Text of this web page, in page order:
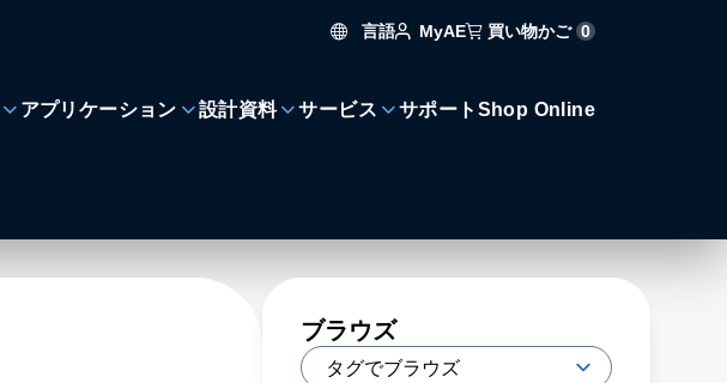
言語 MyAE 買い物かご 0
アプリケーション 設計資料 サービス サポート Shop Online
ブラウズ